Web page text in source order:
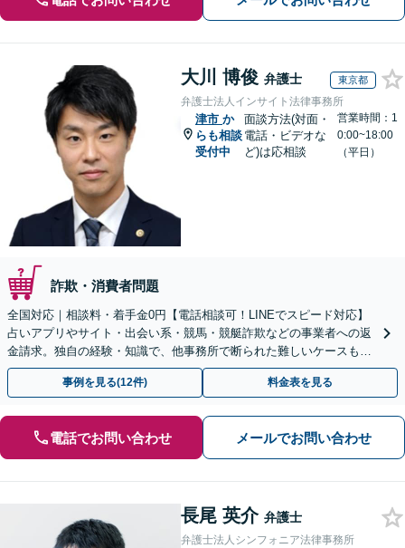
大川 博俊 弁護士 東京都
弁護士法人インサイト法律事務所
津市 か
らも相談
受付中
面談方法(対面・
電話・ビデオな
ど)は応相談
営業時間：1
0:00~18:00
（平日）
詐欺・消費者問題
全国対応｜相談料・着手金0円【電話相談可！LINEでスピード対応】
占いアプリやサイト・出会い系・競馬・競艇詐欺などの事業者への返
金請求。独自の経験・知識で、他事務所で断られた難しいケースも解
決に導いた実績あり。まずはお気軽にご相談ください
事例を見る(12件) 料金表を見る
電話でお問い合わせ メールでお問い合わせ
長尾 英介 弁護士
弁護士法人シンフォニア法律事務所